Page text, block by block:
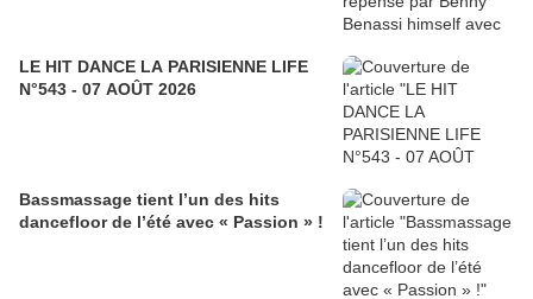
LE HIT DANCE LA PARISIENNE LIFE
N°543 - 07 AOÛT 2026
Bassmassage tient l’un des hits
dancefloor de l’été avec « Passion » !